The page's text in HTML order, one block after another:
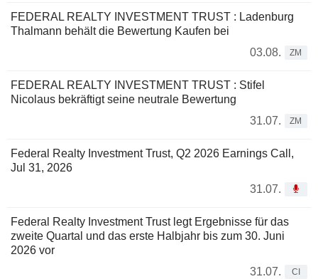
FEDERAL REALTY INVESTMENT TRUST : Ladenburg
Thalmann behält die Bewertung Kaufen bei
03.08.
ZM
FEDERAL REALTY INVESTMENT TRUST : Stifel
Nicolaus bekräftigt seine neutrale Bewertung
31.07.
ZM
Federal Realty Investment Trust, Q2 2026 Earnings Call,
Jul 31, 2026
31.07.
Federal Realty Investment Trust legt Ergebnisse für das
zweite Quartal und das erste Halbjahr bis zum 30. Juni
2026 vor
31.07.
CI